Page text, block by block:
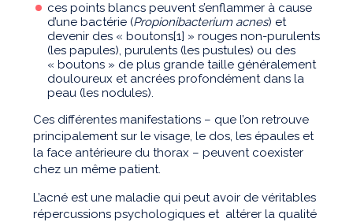
ces points blancs peuvent s’enflammer à cause
d’une bactérie (Propionibacterium acnes) et
devenir des « boutons[1] » rouges non-purulents
(les papules), purulents (les pustules) ou des
« boutons » de plus grande taille généralement
douloureux et ancrées profondément dans la
peau (les nodules).
Ces différentes manifestations – que l’on retrouve
principalement sur le visage, le dos, les épaules et
la face antérieure du thorax – peuvent coexister
chez un même patient.
L’acné est une maladie qui peut avoir de véritables
répercussions psychologiques et altérer la qualité